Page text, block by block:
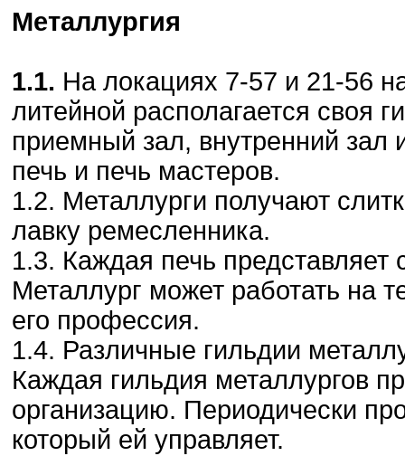
Металлургия
1.1. На локациях 7-57 и 21-56
литейной располагается своя
приемный зал, внутренний зал
печь и печь мастеров.
1.2. Металлурги получают
лавку ремесленника.
1.3. Каждая печь
Металлург может работать на
его профессия.
1.4. Различные гильдии
Каждая гильдия металлургов
организацию. Периодически
который ей управляет.